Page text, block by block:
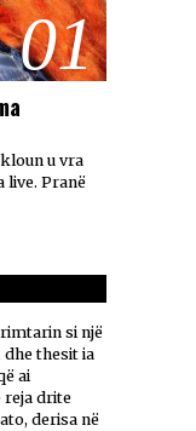
01
u vra
live. Pranë
si një
dhe thesit ia
ai
reja drite
derisa në